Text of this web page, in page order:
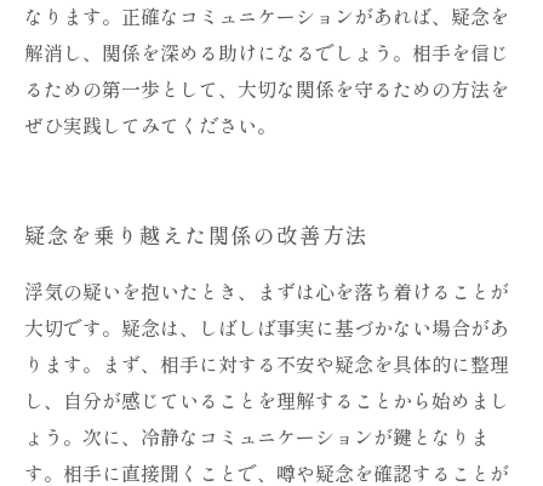
なります。正確なコミュニケーションがあれば、疑念を
解消し、関係を深める助けになるでしょう。相手を信じ
るための第一歩として、大切な関係を守るための方法を
ぜひ実践してみてください。
疑念を乗り越えた関係の改善方法
浮気の疑いを抱いたとき、まずは心を落ち着けることが
大切です。疑念は、しばしば事実に基づかない場合があ
ります。まず、相手に対する不安や疑念を具体的に整理
し、自分が感じていることを理解することから始めまし
ょう。次に、冷静なコミュニケーションが鍵となりま
す。相手に直接聞くことで、噂や疑念を確認することが